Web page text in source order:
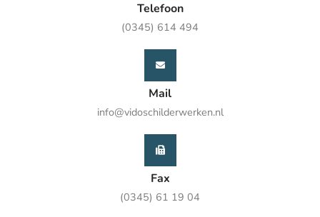
Telefoon
(0345) 614 494
Mail
info@vidoschilderwerken.nl
Fax
(0345) 61 19 04